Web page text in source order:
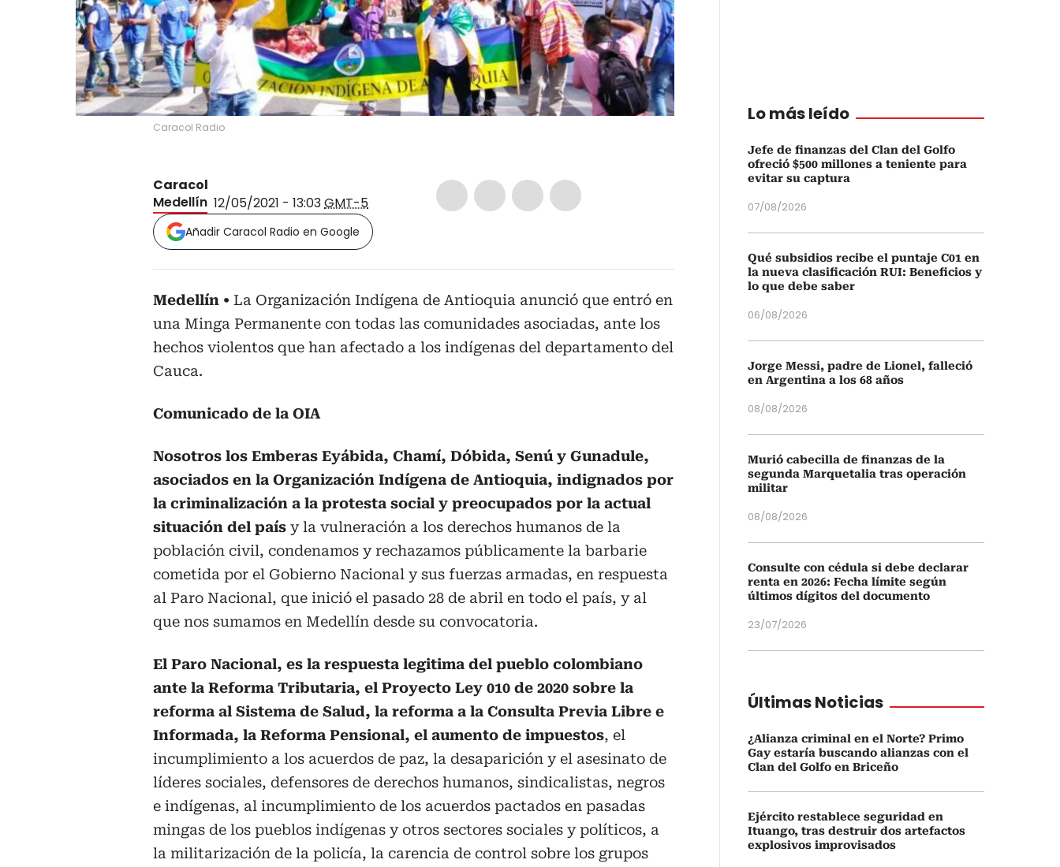
Caracol Radio
Caracol
Medellín 12/05/2021 - 13:03GMT-5
Añadir Caracol Radio en Google
Medellín
La Organización Indígena de Antioquia anunció que entró en
una Minga Permanente con todas las comunidades asociadas, ante los
hechos violentos que han afectado a los indígenas del departamento del
Cauca.
Comunicado de la OIA
Nosotros los Emberas Eyábida, Chamí, Dóbida, Senú y Gunadule,
asociados en la Organización Indígena de Antioquia, indignados por
la criminalización a la protesta social y preocupados por la actual
situación del país y la vulneración a los derechos humanos de la
población civil, condenamos y rechazamos públicamente la barbarie
cometida por el Gobierno Nacional y sus fuerzas armadas, en respuesta
al Paro Nacional, que inició el pasado 28 de abril en todo el país, y al
que nos sumamos en Medellín desde su convocatoria.
El Paro Nacional, es la respuesta legitima del pueblo colombiano
ante la Reforma Tributaria, el Proyecto Ley 010 de 2020 sobre la
reforma al Sistema de Salud, la reforma a la Consulta Previa Libre e
Informada, la Reforma Pensional, el aumento de impuestos, el
incumplimiento a los acuerdos de paz, la desaparición y el asesinato de
líderes sociales, defensores de derechos humanos, sindicalistas, negros
e indígenas, al incumplimiento de los acuerdos pactados en pasadas
mingas de los pueblos indígenas y otros sectores sociales y políticos, a
la militarización de la policía, la carencia de control sobre los grupos
Lo más leído
Jefe de finanzas del Clan del Golfo
ofreció $500 millones a teniente para
evitar su captura
07/08/2026
Qué subsidios recibe el puntaje C01 en
la nueva clasificación RUI: Beneficios y
lo que debe saber
06/08/2026
Jorge Messi, padre de Lionel, falleció
en Argentina a los 68 años
08/08/2026
Murió cabecilla de finanzas de la
segunda Marquetalia tras operación
militar
08/08/2026
Consulte con cédula si debe declarar
renta en 2026: Fecha límite según
últimos dígitos del documento
23/07/2026
Últimas Noticias
¿Alianza criminal en el Norte? Primo
Gay estaría buscando alianzas con el
Clan del Golfo en Briceño
Ejército restablece seguridad en
Ituango, tras destruir dos artefactos
explosivos improvisados